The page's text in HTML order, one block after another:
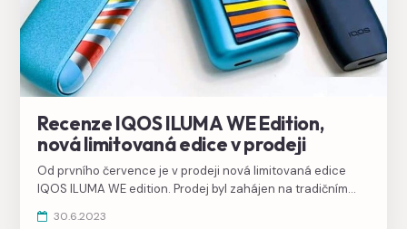
Recenze IQOS ILUMA WE Edition,
nová limitovaná edice v prodeji
Od prvního července je v prodeji nová limitovaná edice
IQOS ILUMA WE edition. Prodej byl zahájen na tradičním
dostupná i v eshopu IQOS. Přehrajte si naší
30.6.2023